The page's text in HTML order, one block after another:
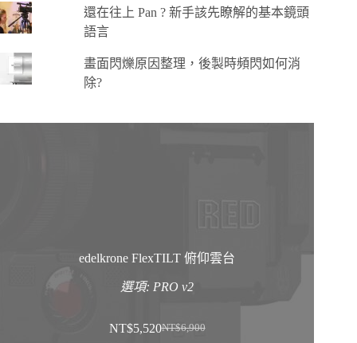
還在往上 Pan ? 新手該先瞭解的基本鏡頭
語言
畫面閃爍原因整理，後製時頻閃如何消
除?
edelkrone FlexTILT 俯仰雲台
選項: PRO v2
NT$6,900
原
NT$5,520目